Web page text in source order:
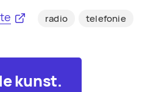
radio telefonie
kunst.